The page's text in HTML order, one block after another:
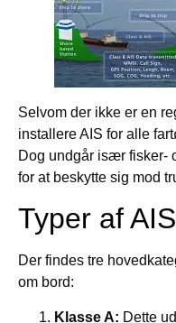
Selvom der ikke er en
installere AIS for alle
Dog undgår især fisker-
for at beskytte sig mod
Typer af
Der findes tre
om bord:
Klasse A: Dette